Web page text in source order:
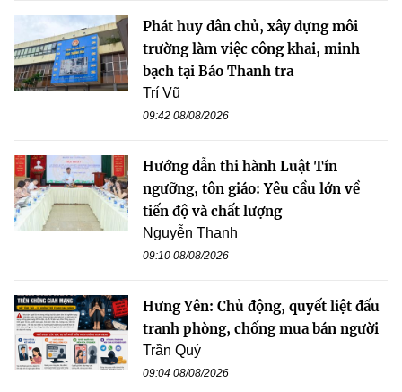
Phát huy dân chủ, xây dựng môi
trường làm việc công khai, minh
bạch tại Báo Thanh tra
Trí Vũ
09:42 08/08/2026
Hướng dẫn thi hành Luật Tín
ngưỡng, tôn giáo: Yêu cầu lớn về
tiến độ và chất lượng
Nguyễn Thanh
09:10 08/08/2026
Hưng Yên: Chủ động, quyết liệt đấu
tranh phòng, chống mua bán người
Trần Quý
09:04 08/08/2026